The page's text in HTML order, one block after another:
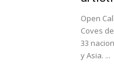
Open
Coves
33
y Asia. ...